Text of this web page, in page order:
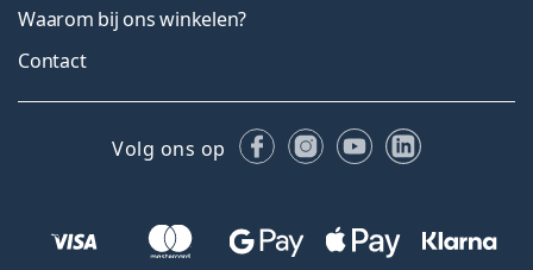
Waarom bij ons winkelen?
Contact
Volg ons op FacebookInstagram
YouTubeLinkedIn